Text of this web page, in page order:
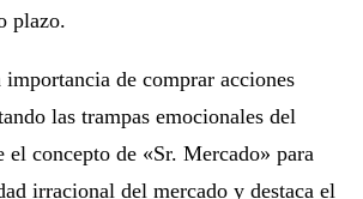
plazo.
de comprar acciones
las trampas emocionales del
el concepto de «Sr. Mercado» para
irracional del mercado y destaca el